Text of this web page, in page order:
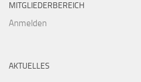
MITGLIEDERBEREICH
Anmelden
AKTUELLES